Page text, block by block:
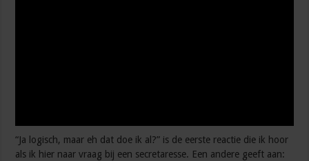
“Ja logisch, maar eh dat doe ik al?” is de eerste reactie die ik hoor
als ik hier naar vraag bij een secretaresse. Een andere geeft aan: